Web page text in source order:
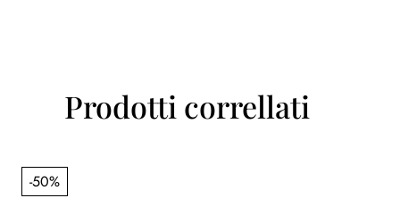
Prodotti correllati
-50%